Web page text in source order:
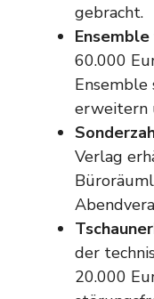
gebracht.
Ensemble
60.000
erweitern
Verlag
der
20.000